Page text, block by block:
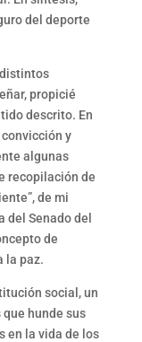
del deporte
propicié
descrito. En
y
algunas
recopilación de
de mi
Senado del
de
la paz.
social, un
hunde sus
en la vida de los